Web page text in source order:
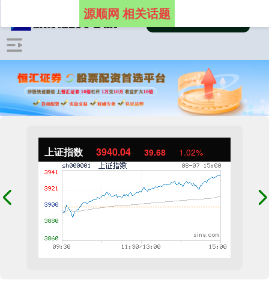
上证指数 3940.04 39.68 1.02%
源顺网 相关话题